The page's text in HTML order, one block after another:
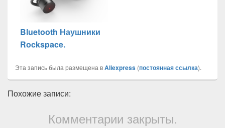
Bluetooth Наушники
Rockspace.
Эта запись была размещена вAliexpress (постоянная ссылка).
Похожие записи:
Комментарии закрыты.